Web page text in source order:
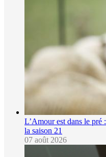
L’Amour est dans le pré
la saison 21
07 août 2026